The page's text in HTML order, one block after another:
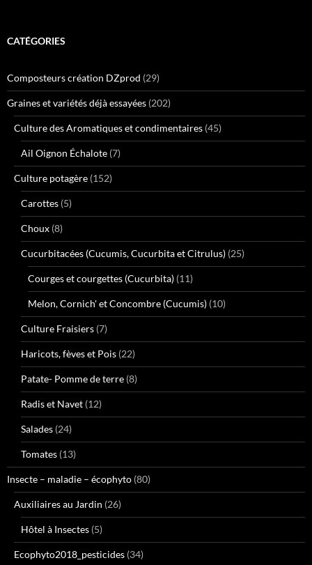
CATÉGORIES
Composteurs création DZprod (29)
Graines et variétés déjà essayées (202)
Culture des Aromatiques et condimentaires (45)
Ail Oignon Échalote (7)
Culture potagère (152)
Carottes (5)
Choux (8)
Cucurbitacées (Cucumis, Cucurbita et Citrulus) (25)
Courges et courgettes (Cucurbita) (11)
Melon, Cornich' et Concombre (Cucumis) (10)
Culture Fraisiers (7)
Haricots, fèves et Pois (22)
Patate- Pomme de terre (8)
Radis et Navet (12)
Salades (24)
Tomates (13)
Insecte – maladie – écophyto (80)
Auxiliaires au Jardin (26)
Hôtel à Insectes (5)
Ecophyto2018_pesticides (34)